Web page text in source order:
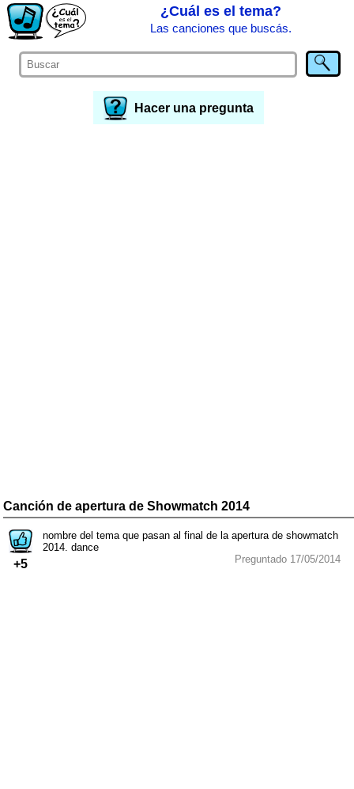
¿Cuál es el tema?
Las canciones que buscás.
Hacer una pregunta
Canción de apertura de Showmatch 2014
+5
nombre del tema que pasan al final de la apertura de showmatch
2014. dance
Preguntado 17/05/2014